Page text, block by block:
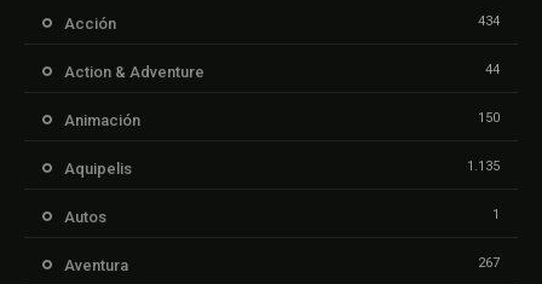
Acción 434
Action & Adventure 44
Animación 150
Aquipelis 1.135
Autos 1
Aventura 267